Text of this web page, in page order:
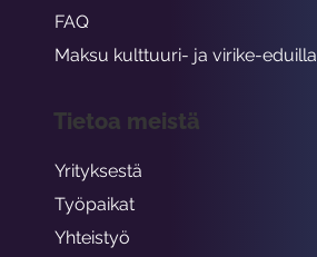
FAQ
Maksu kulttuuri- ja virike-eduilla
Tietoa meistä
Yrityksestä
Työpaikat
Yhteistyö